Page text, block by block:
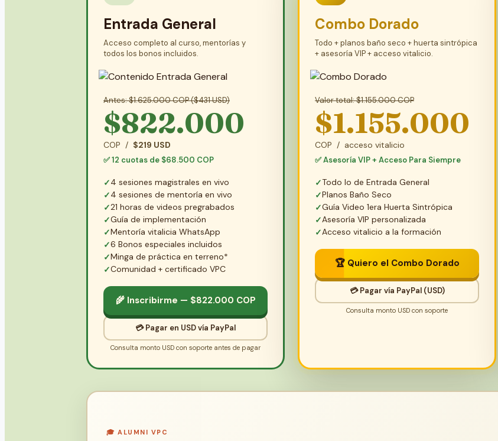
Entrada General
Acceso completo al curso, mentorías y
todos los bonos incluidos.
Antes: $1.625.000 COP ($431 USD)
$822.000
COP / $219 USD
✅ 12 cuotas de $68.500 COP
4 sesiones magistrales en vivo
4 sesiones de mentoría en vivo
21 horas de videos pregrabados
Guía de implementación
Mentoría vitalicia WhatsApp
6 Bonos especiales incluidos
Minga de práctica en terreno*
Comunidad + certificado VPC
🌾 Inscribirme — $822.000 COP
💳 Pagar en USD vía PayPal
Consulta monto USD con soporte antes de pagar
Combo Dorado
Todo + planos baño seco + huerta sintrópica
+ asesoría VIP + acceso vitalicio.
Valor total: $1.155.000 COP
$1.155.000
COP / acceso vitalicio
✅ Asesoría VIP + Acceso Para Siempre
Todo lo de Entrada General
Planos Baño Seco
Guía Video 1era Huerta Sintrópica
Asesoría VIP personalizada
Acceso vitalicio a la formación
🏆 Quiero el Combo Dorado
💳 Pagar vía PayPal (USD)
Consulta monto USD con soporte
🎓 ALUMNI VPC